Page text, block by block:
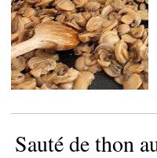
Sauté de thon